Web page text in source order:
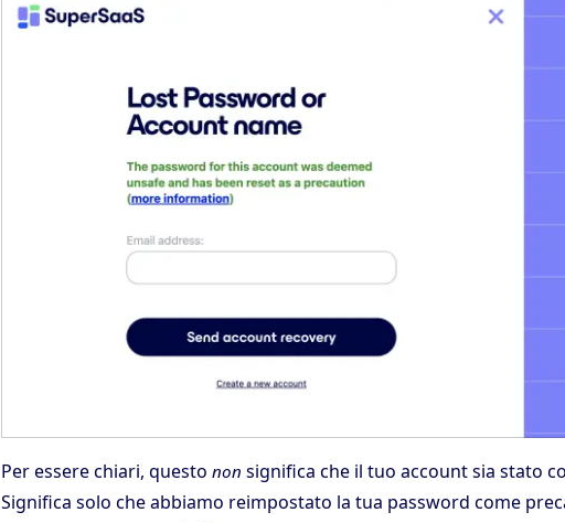
Per essere chiari, questo non significa che il tuo account sia stato
Significa solo che abbiamo reimpostato la tua password come